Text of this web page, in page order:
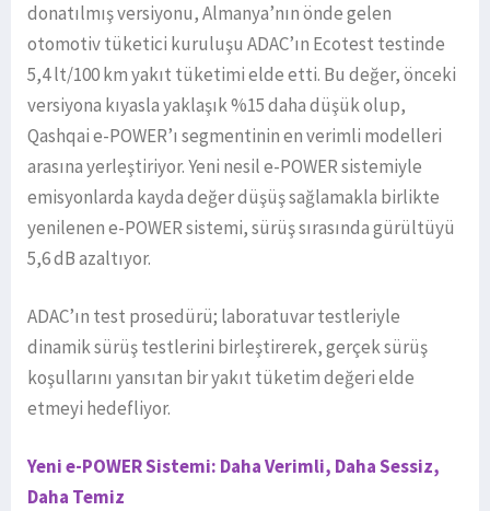
donatılmış versiyonu, Almanya’nın önde gelen
otomotiv tüketici kuruluşu ADAC’ın Ecotest testinde
5,4 lt/100 km yakıt tüketimi elde etti. Bu değer, önceki
versiyona kıyasla yaklaşık %15 daha düşük olup,
Qashqai e-POWER’ı segmentinin en verimli modelleri
arasına yerleştiriyor. Yeni nesil e-POWER sistemiyle
emisyonlarda kayda değer düşüş sağlamakla birlikte
yenilenen e-POWER sistemi, sürüş sırasında gürültüyü
5,6 dB azaltıyor.
ADAC’ın test prosedürü; laboratuvar testleriyle
dinamik sürüş testlerini birleştirerek, gerçek sürüş
koşullarını yansıtan bir yakıt tüketim değeri elde
etmeyi hedefliyor.
Yeni e-POWER Sistemi: Daha Verimli, Daha Sessiz,
Daha Temiz